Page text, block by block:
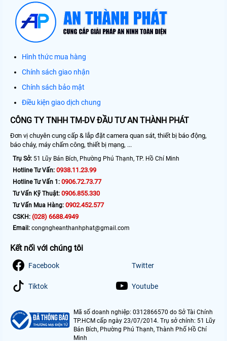
Hình thức mua hàng
Chính sách giao nhận
Chính sách bảo mật
Điều kiện giao dịch chung
CÔNG TY TNHH TM-DV ĐẦU TƯ AN THÀNH PHÁT
Đơn vị chuyên cung cấp & lắp đặt camera quan sát, thiết bị báo động,
báo cháy, máy chấm công, thiết bị mạng, ...
Trụ Sở: 51 Lũy Bán Bích, Phường Phú Thạnh, TP. Hồ Chí Minh
Hotline Tư Vấn: 0938.11.23.99
Hotline Tư Vấn 1: 0906.72.73.77
Tư Vấn Kỹ Thuật: 0906.855.330
Tư Vấn Mua Hàng: 0902.452.577
CSKH: (028) 6688.4949
Email: congngheanthanhphat@gmail.com
Kết nối với chúng tôi
Facebook Twitter
Tiktok Youtube
Mã số doanh nghiệp: 0312866570 do Sở Tài Chính
TP.HCM cấp ngày 23/07/2014. Trụ sở chính: 51 Lũy
Bán Bích, Phường Phú Thạnh, Thành Phố Hồ Chí
Minh